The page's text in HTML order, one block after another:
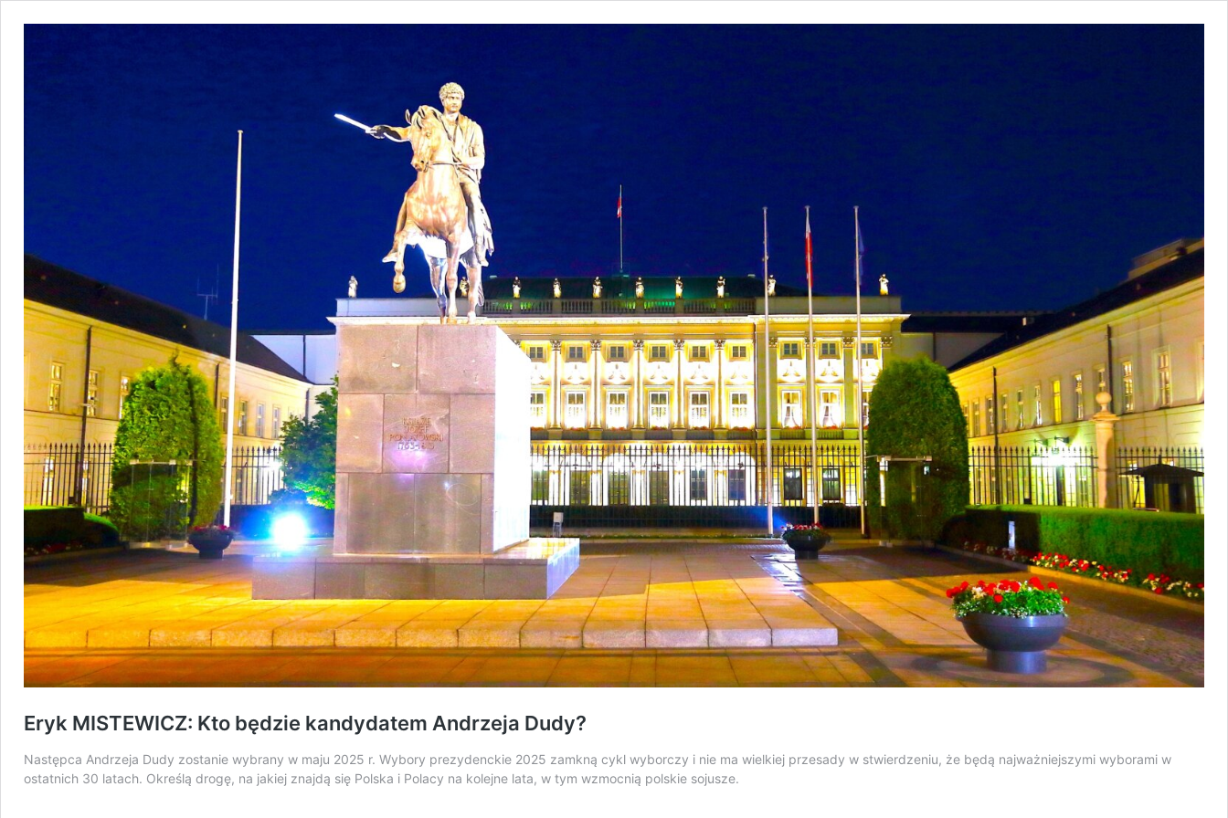
Eryk MISTEWICZ: Kto będzie kandydatem Andrzeja Dudy?
Następca Andrzeja Dudy zostanie wybrany w maju 2025 r. Wybory prezydenckie 2025 zamkną cykl wyborczy i nie ma wielkiej przesady w stwierdzeniu, że będą najważniejszymi wyborami w
ostatnich 30 latach. Określą drogę, na jakiej znajdą się Polska i Polacy na kolejne lata, w tym wzmocnią polskie sojusze.